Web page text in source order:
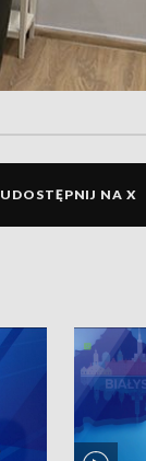
UDOSTĘPNIJ NA X